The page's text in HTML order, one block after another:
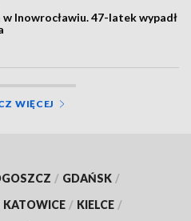
Inowrocławiu. 47-latek wypadł
WIĘCEJ
/ GDAŃSK /
KATOWICE / KIELCE /